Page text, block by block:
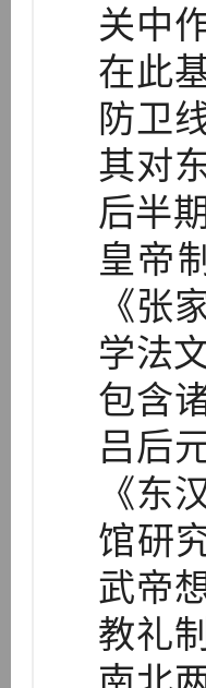
关中
在此
防卫
其对
后半
皇帝
《张
学法
包含
吕后
《东
馆研
武帝
教礼